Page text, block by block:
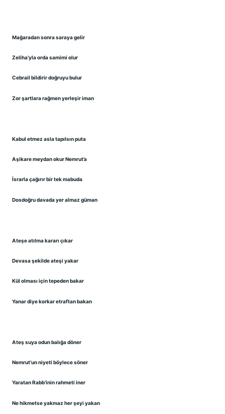
Mağaradan sonra saraya gelir
Zeliha’yla orda samimi olur
Cebrail bildirir doğruyu bulur
Zor şartlara rağmen yerleşir iman
Kabul etmez asla tapılsın puta
Aşikare meydan okur Nemrut’a
İsrarla çağırır bir tek mabuda
Dosdoğru davada yer almaz güman
Ateşe atılma kararı çıkar
Devasa şekilde ateşi yakar
Kül olması için tepeden bakar
Yanar diye korkar etraftan bakan
Ateş suya odun balığa döner
Nemrut’un niyeti böylece söner
Yaratan Rabb’inin rahmeti iner
Ne hikmetse yakmaz her şeyi yakan